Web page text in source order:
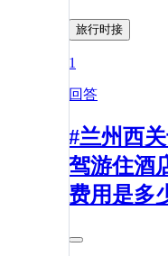
旅行时接
1
回答
#兰州西
驾游住酒
费用是多